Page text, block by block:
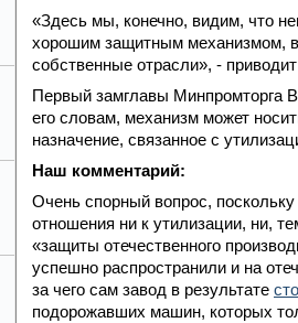
«Здесь мы, конечно, видим, что
хорошим защитным механизмом, в
собственные отрасли», -
Первый замглавы Минпромторга
его словам, механизм может
назначение, связанное с
Наш комментарий:
Очень спорный вопрос,
отношения ни к утилизации, ни,
«защиты отечественного
успешно распространили и на
за чего сам завод в результате
подорожавших машин, которых